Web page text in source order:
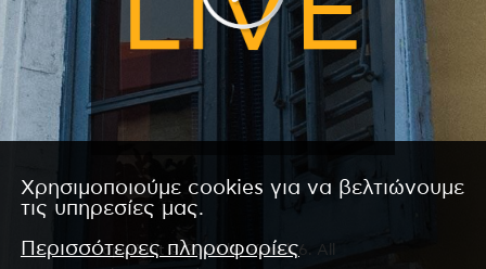
Copyright © 2026 by Kanali 6. All
Χρησιμοποιούμε cookies για να βελτιώνουμε
τις υπηρεσίες μας.
Περισσότερες πληροφορίες